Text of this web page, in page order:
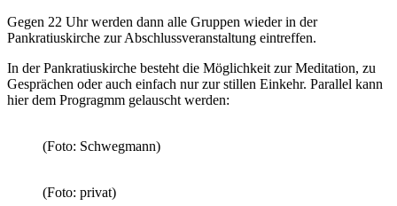
Gegen 22 Uhr werden dann alle Gruppen wieder in der
Pankratiuskirche zur Abschlussveranstaltung eintreffen.
In der Pankratiuskirche besteht die Möglichkeit zur Meditation, zu
Gesprächen oder auch einfach nur zur stillen Einkehr. Parallel kann
hier dem Progragmm gelauscht werden:
(Foto: Schwegmann)
(Foto: privat)